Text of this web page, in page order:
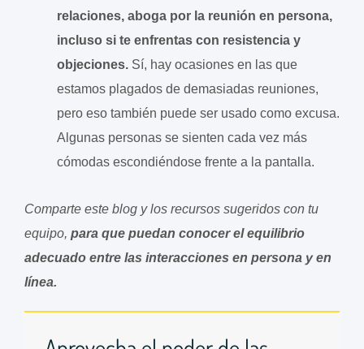
relaciones, aboga por la reunión en persona,
incluso si te enfrentas con resistencia y
objeciones. Sí, hay ocasiones en las que
estamos plagados de demasiadas reuniones,
pero eso también puede ser usado como excusa.
Algunas personas se sienten cada vez más
cómodas escondiéndose frente a la pantalla.
Comparte este blog y los recursos sugeridos con tu
equipo, para que puedan conocer el equilibrio
adecuado entre las interacciones en persona y en
línea.